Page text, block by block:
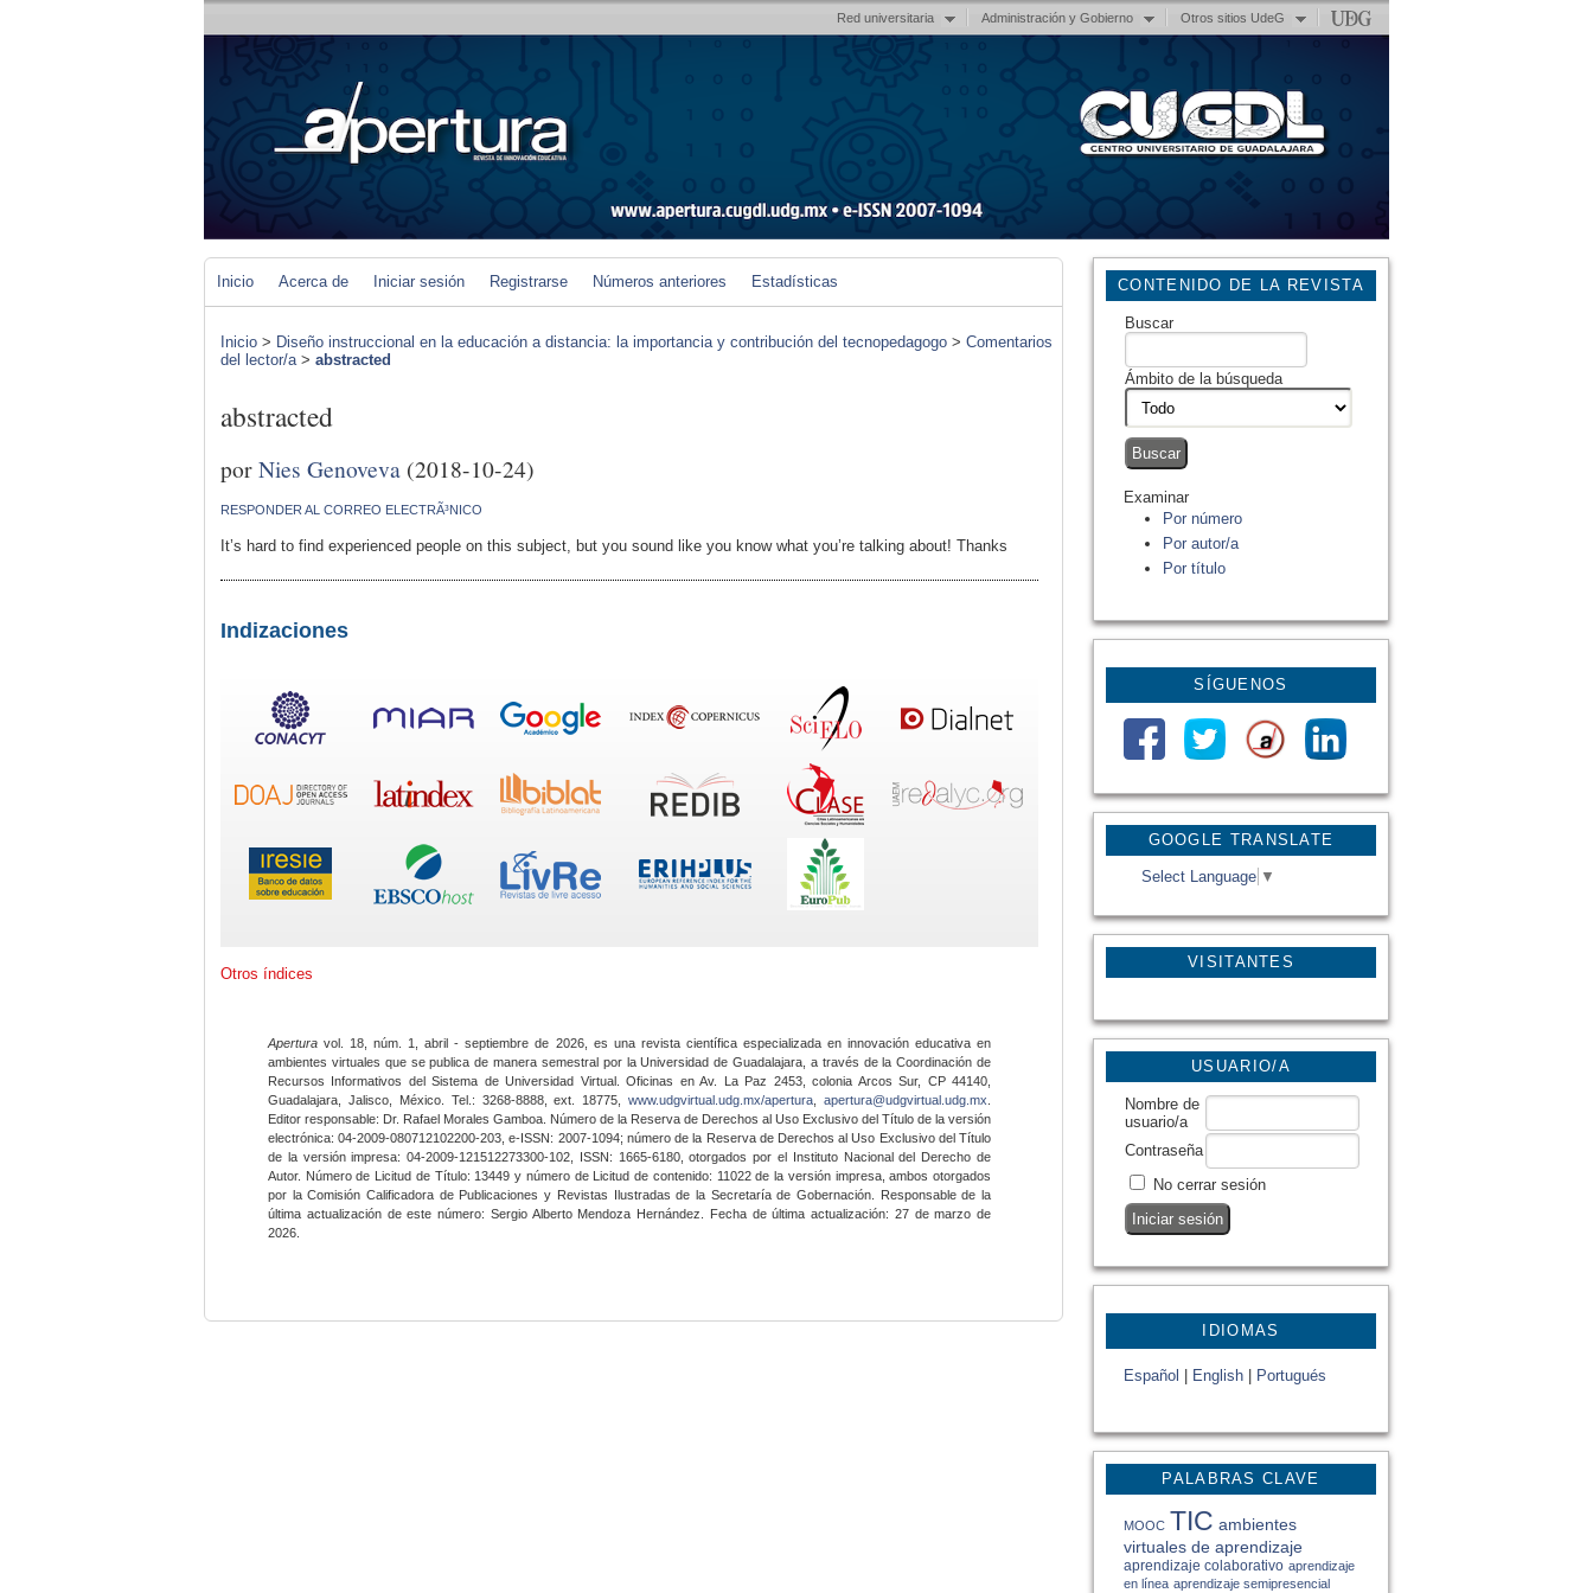
Red universitaria Administración y Gobierno Otros sitios UdeG
GOOGLE TRANSLATE
Select Language ▼
VISITANTES
CONTENIDO DE LA REVISTA
Buscar
Ámbito de la búsqueda
Examinar
Por número
Por autor/a
Por título
SÍGUENOS
USUARIO/A
Nombre de
usuario/a
Contraseña
No cerrar sesión
IDIOMAS
Español English Portugués
PALABRAS CLAVE
MOOC TIC ambientes
virtuales de aprendizaje
aprendizaje colaborativo aprendizaje
en línea aprendizaje semipresencial
Inicio Acerca de Iniciar sesión Registrarse Números anteriores Estadísticas
Inicio > Diseño instruccional en la educación a distancia: la importancia y contribución del tecnopedagogo > Comentarios
del lector/a> abstracted
abstracted
porNies Genoveva (2018-10-24)
RESPONDER AL CORREO ELECTRÃ³NICO
It’s hard to find experienced people on this subject, but you sound like you know what you’re talking about! Thanks
Indizaciones
Otros índices
Apertura vol. 18, núm. 1, abril - septiembre de 2026, es una revista científica especializada en innovación educativa en
ambientes virtuales que se publica de manera semestral por la Universidad de Guadalajara, a través de la Coordinación de
Recursos Informativos del Sistema de Universidad Virtual. Oficinas en Av. La Paz 2453, colonia Arcos Sur, CP 44140,
Guadalajara, Jalisco, México. Tel.: 3268-8888, ext. 18775,www.udgvirtual.udg.mx/apertura apertura@udgvirtual.udg.mx
Editor responsable: Dr. Rafael Morales Gamboa. Número de la Reserva de Derechos al Uso Exclusivo del Título de la versión
electrónica: 04-2009-080712102200-203, e-ISSN: 2007-1094; número de la Reserva de Derechos al Uso Exclusivo del Título
de la versión impresa: 04-2009-121512273300-102, ISSN: 1665-6180, otorgados por el Instituto Nacional del Derecho de
Autor. Número de Licitud de Título: 13449 y número de Licitud de contenido: 11022 de la versión impresa, ambos otorgados
por la Comisión Calificadora de Publicaciones y Revistas Ilustradas de la Secretaría de Gobernación. Responsable de la
última actualización de este número: Sergio Alberto Mendoza Hernández. Fecha de última actualización: 27 de marzo de
2026.